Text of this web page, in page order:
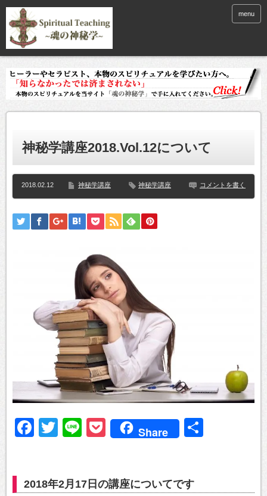
menu
神秘学講座2018.Vol.12について
2018.02.12 神秘学講座 神秘学講座 コメントを書く
Facebook
Twitter
LinePocket
Share
2018年2月17日の講座についてです